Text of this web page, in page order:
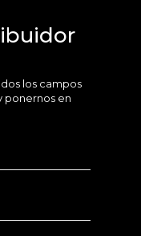
los campos
ponernos en